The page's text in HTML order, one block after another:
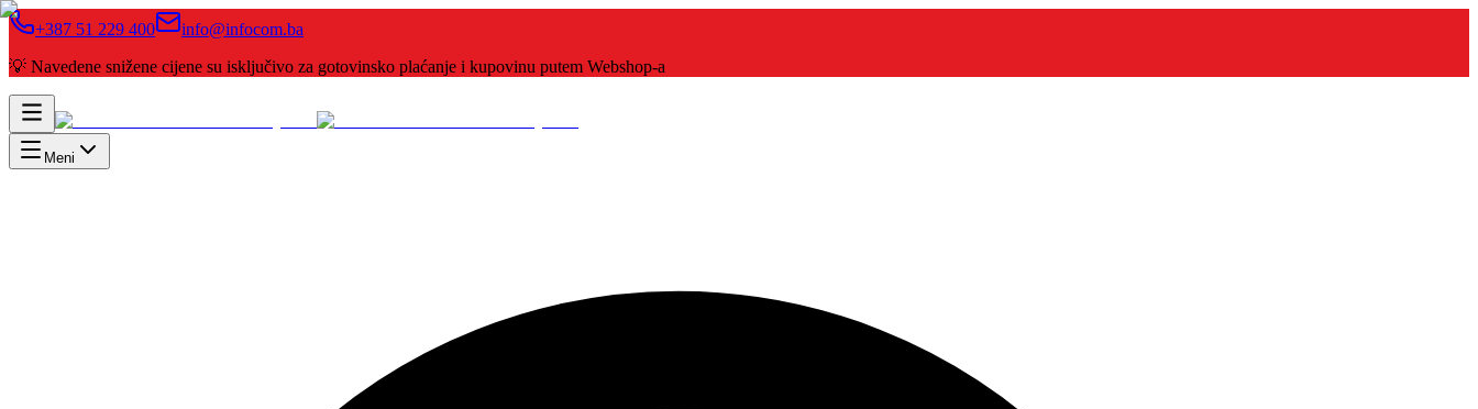
+387 51 229 400
info@infocom.ba
💡 Navedene snižene cijene su isključivo za gotovinsko plaćanje i kupovinu putem Webshop-a
Meni